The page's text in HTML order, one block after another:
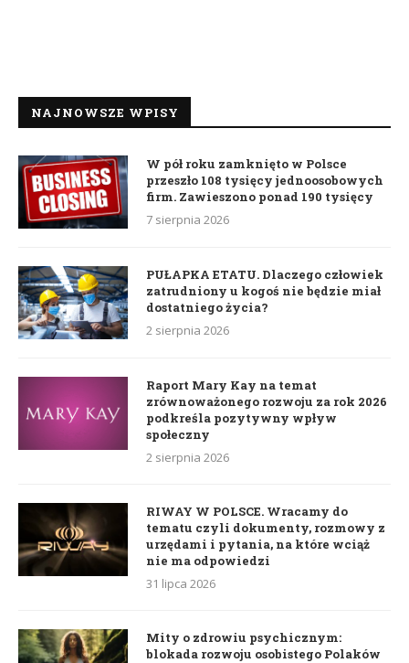
NAJNOWSZE WPISY
W pół roku zamknięto w Polsce
przeszło 108 tysięcy jednoosobowych
firm. Zawieszono ponad 190 tysięcy
7 sierpnia 2026
PUŁAPKA ETATU. Dlaczego człowiek
zatrudniony u kogoś nie będzie miał
dostatniego życia?
2 sierpnia 2026
Raport Mary Kay na temat
zrównoważonego rozwoju za rok 2026
podkreśla pozytywny wpływ
społeczny
2 sierpnia 2026
RIWAY W POLSCE. Wracamy do
tematu czyli dokumenty, rozmowy z
urzędami i pytania, na które wciąż
nie ma odpowiedzi
31 lipca 2026
Mity o zdrowiu psychicznym:
blokada rozwoju osobistego Polaków